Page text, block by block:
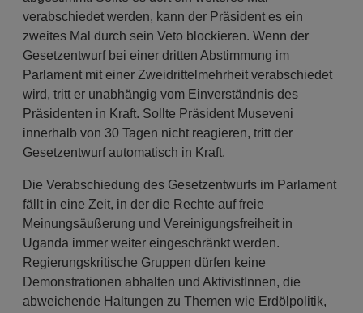
verabschiedet werden, kann der Präsident es ein
zweites Mal durch sein Veto blockieren. Wenn der
Gesetzentwurf bei einer dritten Abstimmung im
Parlament mit einer Zweidrittelmehrheit verabschiedet
wird, tritt er unabhängig vom Einverständnis des
Präsidenten in Kraft. Sollte Präsident Museveni
innerhalb von 30 Tagen nicht reagieren, tritt der
Gesetzentwurf automatisch in Kraft.
Die Verabschiedung des Gesetzentwurfs im Parlament
fällt in eine Zeit, in der die Rechte auf freie
Meinungsäußerung und Vereinigungsfreiheit in
Uganda immer weiter eingeschränkt werden.
Regierungskritische Gruppen dürfen keine
Demonstrationen abhalten und AktivistInnen, die
abweichende Haltungen zu Themen wie Erdölpolitik,